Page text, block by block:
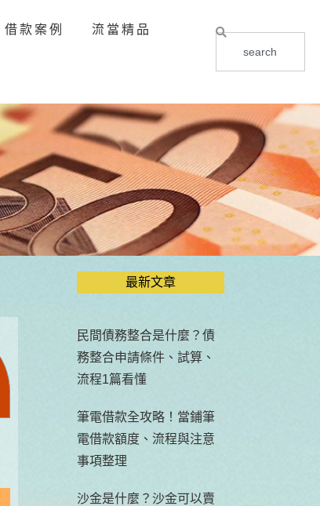
借款案例 流當精品
最新文章
民間債務整合是什麼？債
務整合申請條件、試算、
流程1篇看懂
筆電借款全攻略！當鋪筆
電借款額度、流程與注意
事項整理
沙金是什麼？沙金可以賣